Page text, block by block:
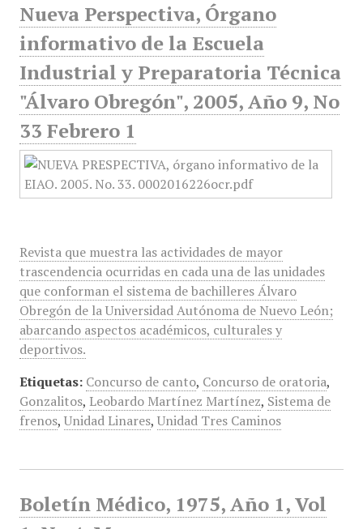
Nueva Perspectiva, Órgano
informativo de la Escuela
Industrial y Preparatoria Técnica
"Álvaro Obregón", 2005, Año 9, No
33 Febrero 1
Revista que muestra las actividades de mayor
trascendencia ocurridas en cada una de las unidades
que conforman el sistema de bachilleres Álvaro
Obregón de la Universidad Autónoma de Nuevo León;
abarcando aspectos académicos, culturales y
deportivos.
Etiquetas: Concurso de canto, Concurso de oratoria,
Gonzalitos, Leobardo Martínez Martínez, Sistema de
frenos, Unidad Linares, Unidad Tres Caminos
Boletín Médico, 1975, Año 1, Vol